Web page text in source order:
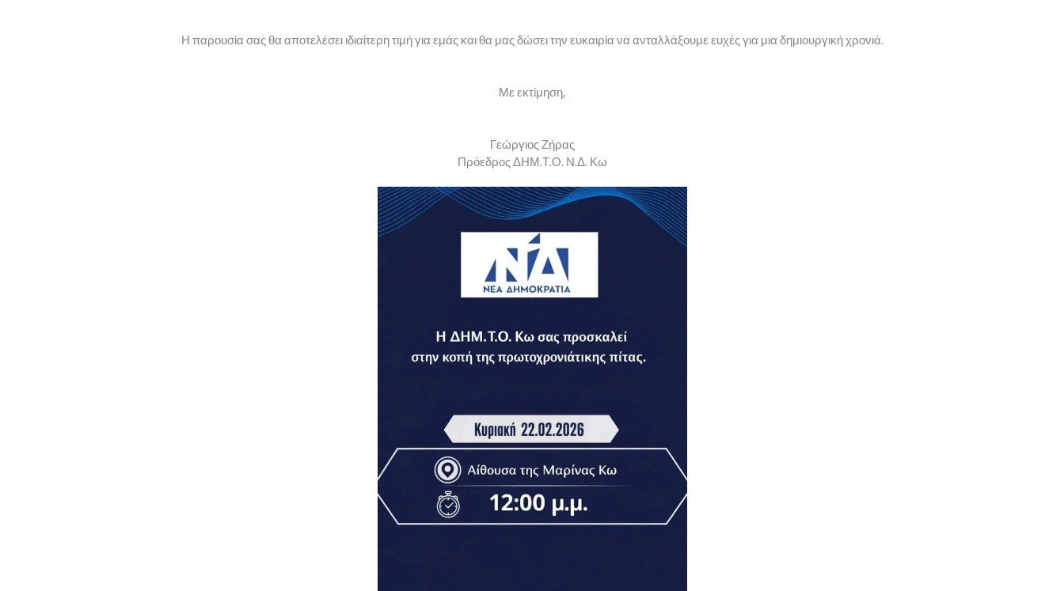
Η παρουσία σας θα αποτελέσει ιδιαίτερη τιμή για εμάς και θα μας δώσει την ευκαιρία να ανταλλάξουμε ευχές για μια δημιουργική χρονιά.
Με εκτίμηση,
Γεώργιος Ζήρας
Πρόεδρος ΔΗΜ.Τ.Ο. Ν.Δ. Κω